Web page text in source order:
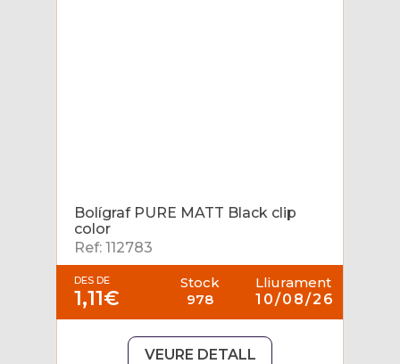
Bolígraf PURE MATT Black clip
color
Ref: 112783
DES DE
1,11€
Stock
978
Lliurament
10/08/26
VEURE DETALL